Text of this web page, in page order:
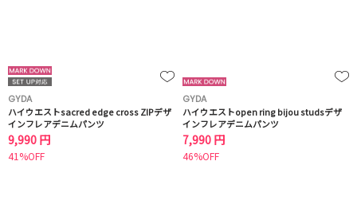
GYDA
ハイウエストsacred edge cross ZIPデザ
インフレアデニムパンツ
9,990 円
41%OFF
GYDA
ハイウエストopen ring bijou studsデザ
インフレアデニムパンツ
7,990 円
46%OFF